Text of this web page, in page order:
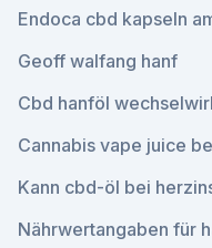
Endoca cbd kapseln
Geoff walfang hanf
Cbd hanföl
Cannabis vape juice
Kann cbd-öl bei
Nährwertangaben für